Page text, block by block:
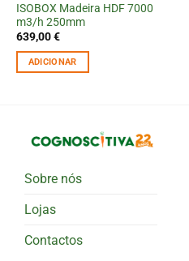
ISOBOX Madeira HDF 7000
m3/h 250mm
639,00€
ADICIONAR
Sobre nós
Lojas
Contactos